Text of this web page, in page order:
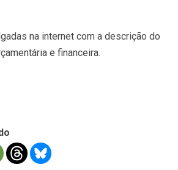
na internet com a descrição do
e financeira.